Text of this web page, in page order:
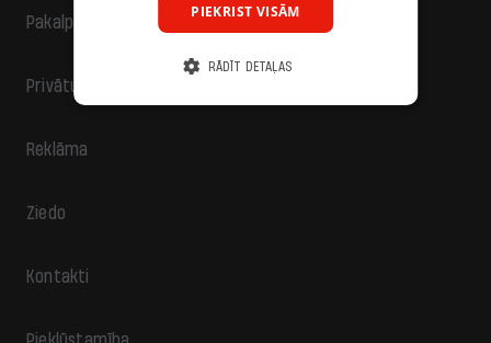
Pakalpojumu sniegšanas noteikumi
Privātuma politika
Reklāma
Ziedo
Kontakti
PIEKRIST VISĀM
RĀDĪT DETAĻAS